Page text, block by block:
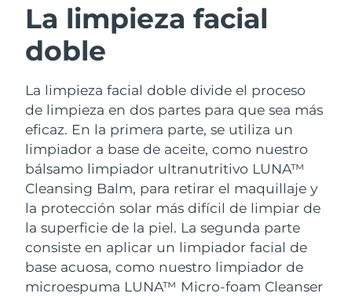
La limpieza facial
doble
La limpieza facial doble divide el proceso
de limpieza en dos partes para que sea más
eficaz. En la primera parte, se utiliza un
limpiador a base de aceite, como nuestro
bálsamo limpiador ultranutritivo LUNA™
Cleansing Balm, para retirar el maquillaje y
la protección solar más difícil de limpiar de
la superficie de la piel. La segunda parte
consiste en aplicar un limpiador facial de
base acuosa, como nuestro limpiador de
microespuma LUNA™ Micro-foam Cleanser